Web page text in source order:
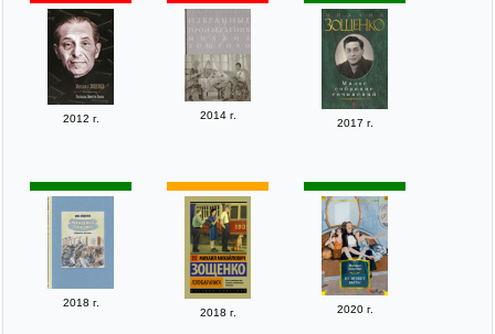
2012 г. 2014 г.
2017 г.
2018 г.
2018 г.
2020 г.